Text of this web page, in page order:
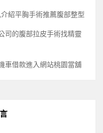
紹平胸手術推薦腹部整型
司的腹部拉皮手術找精靈
車借款進入網站桃園當舖